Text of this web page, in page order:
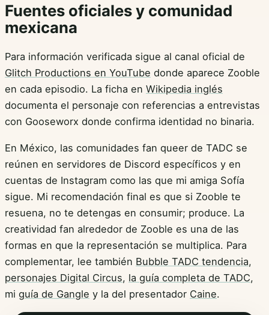
Fuentes oficiales y comunidad
mexicana
Para información verificada sigue al canal oficial de
Glitch Productions en YouTube donde aparece Zooble
en cada episodio. La ficha en Wikipedia inglés
documenta el personaje con referencias a entrevistas
con Gooseworx donde confirma identidad no binaria.
En México, las comunidades fan queer de TADC se
reúnen en servidores de Discord específicos y en
cuentas de Instagram como las que mi amiga Sofía
sigue. Mi recomendación final es que si Zooble te
resuena, no te detengas en consumir; produce. La
creatividad fan alrededor de Zooble es una de las
formas en que la representación se multiplica. Para
complementar, lee también Bubble TADC tendencia,
personajes Digital Circus, la guía completa de TADC,
mi guía de Gangle y la del presentador Caine.